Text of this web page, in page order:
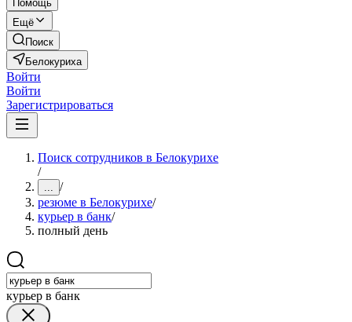
Помощь
Ещё
Поиск
Белокуриха
Войти
Войти
Зарегистрироваться
Поиск сотрудников в Белокурихе
/
... /
резюме в Белокурихе/
курьер в банк/
полный день
курьер в банк